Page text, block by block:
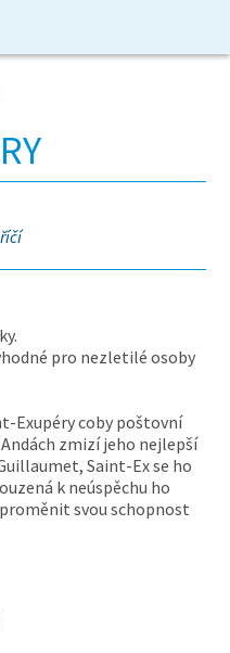
pro nezletilé osoby
Exupéry coby poštovní
zmizí jeho nejlepší
Saint-Ex se ho
k neúspěchu ho
svou schopnost